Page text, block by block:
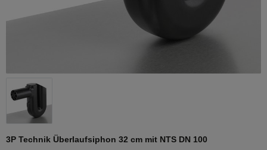
3P Technik Überlaufsiphon 32 cm mit NTS DN 100